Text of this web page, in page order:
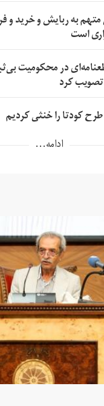
به ربایش و خرید و
است
در محکومیت
کرد
کودتا را خنثی کردیم
ادامه...